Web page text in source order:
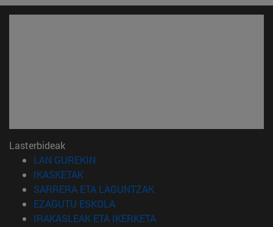
Lasterbideak
LAN GUREKIN
IKASKETAK(Beste leiho batean irekiko da)
SARRERA ETA LAGUNTZAK(Beste leiho batean irekiko
EZAGUTU ESKOLA(Beste leiho batean irekiko da)
IRAKASLEAK ETA IKERKETA(Beste leiho batean irekiko